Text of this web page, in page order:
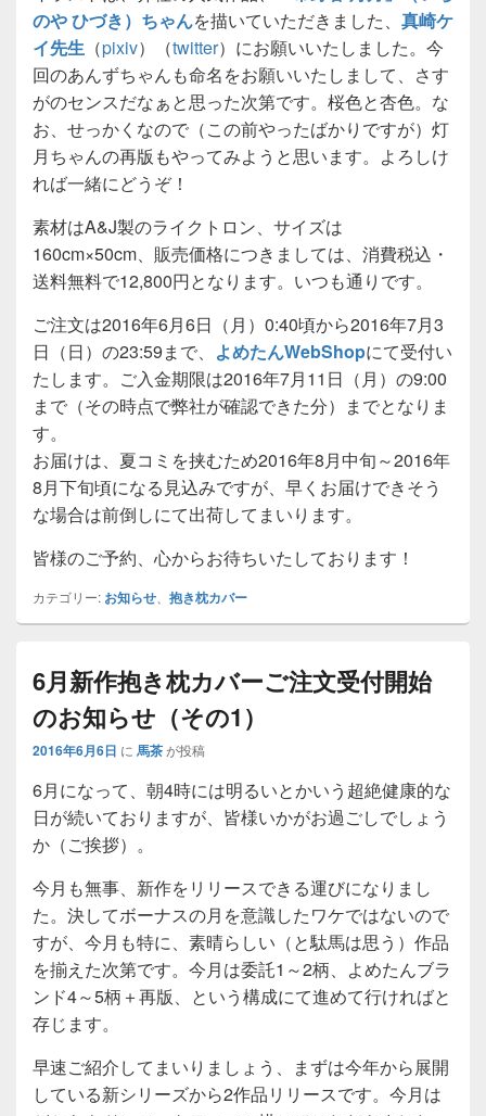
のや ひづき）ちゃんを描いていただきました、 真崎ケ
イ先生 （pixiv）（twitter）にお願いいたしました。今
回のあんずちゃんも命名をお願いいたしまして、さす
がのセンスだなぁと思った次第です。桜色と杏色。な
お、せっかくなので（この前やったばかりですが）灯
月ちゃんの再版もやってみようと思います。よろしけ
れば一緒にどうぞ！
素材はA&J製のライクトロン、サイズは
160cm×50cm、販売価格につきましては、消費税込・
送料無料で12,800円となります。いつも通りです。
ご注文は2016年6月6日（月）0:40頃から2016年7月3
日（日）の23:59まで、 よめたんWebShopにて受付い
たします。ご入金期限は2016年7月11日（月）の9:00
まで（その時点で弊社が確認できた分）までとなりま
す。
お届けは、夏コミを挟むため2016年8月中旬～2016年
8月下旬頃になる見込みですが、早くお届けできそう
な場合は前倒しにて出荷してまいります。
皆様のご予約、心からお待ちいたしております！
カテゴリー: お知らせ 抱き枕カバー
6月新作抱き枕カバーご注文受付開始
のお知らせ（その1）
2016年6月6日 に 馬茶が投稿
6月になって、朝4時には明るいとかいう超絶健康的な
日が続いておりますが、皆様いかがお過ごしでしょう
か（ご挨拶）。
今月も無事、新作をリリースできる運びになりまし
た。決してボーナスの月を意識したワケではないので
すが、今月も特に、素晴らしい（と駄馬は思う）作品
を揃えた次第です。今月は委託1～2柄、よめたんブラ
ンド4～5柄＋再版、という構成にて進めて行ければと
存じます。
早速ご紹介してまいりましょう、まずは今年から展開
している新シリーズから2作品リリースです。今月は